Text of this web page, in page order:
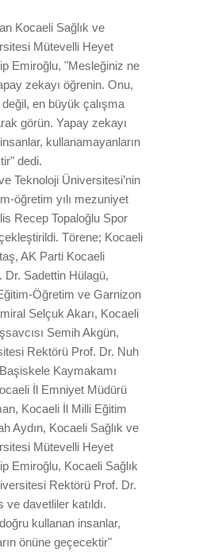
Kocaeli Sağlık ve
Mütevelli Heyet
Emiroğlu, "Mesleğiniz ne
zekayı öğrenin. Onu,
en büyük çalışma
görün. Yapay zekayı
kullanamayanların
dedi.
Teknoloji Üniversitesi’nin
öğretim yılı mezuniyet
Recep Topaloğlu Spor
Törene; Kocaeli
AK Parti Kocaeli
Dr. Sadettin Hülagü,
Öğretim ve Garnizon
Selçuk Akarı, Kocaeli
Semih Akgün,
Rektörü Prof. Dr. Nuh
Kaymakamı
İl Emniyet Müdürü
Kocaeli İl Milli Eğitim
Aydın, Kocaeli Sağlık ve
Mütevelli Heyet
Emiroğlu, Kocaeli Sağlık
Rektörü Prof. Dr.
davetliler katıldı.
kullanan insanlar,
önüne geçecektir"